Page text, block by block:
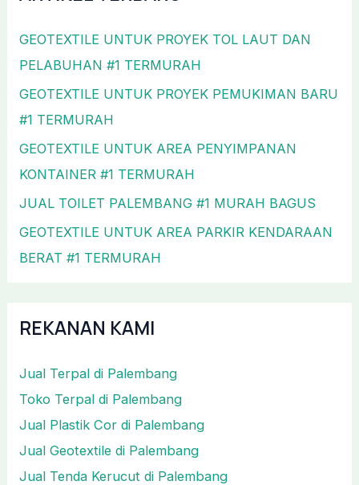
GEOTEXTILE UNTUK PROYEK TOL LAUT DAN
PELABUHAN #1 TERMURAH
GEOTEXTILE UNTUK PROYEK PEMUKIMAN BARU
#1 TERMURAH
GEOTEXTILE UNTUK AREA PENYIMPANAN
KONTAINER #1 TERMURAH
JUAL TOILET PALEMBANG #1 MURAH BAGUS
GEOTEXTILE UNTUK AREA PARKIR KENDARAAN
BERAT #1 TERMURAH
REKANAN KAMI
Jual Terpal di Palembang
Toko Terpal di Palembang
Jual Plastik Cor di Palembang
Jual Geotextile di Palembang
Jual Tenda Kerucut di Palembang